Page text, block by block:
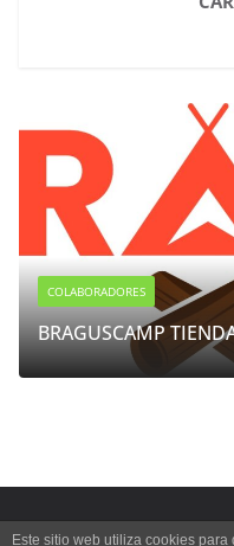
COLABORADORES
BRAGUSCAMP
Copyright © 2026
Este sitio web utiliza cookies